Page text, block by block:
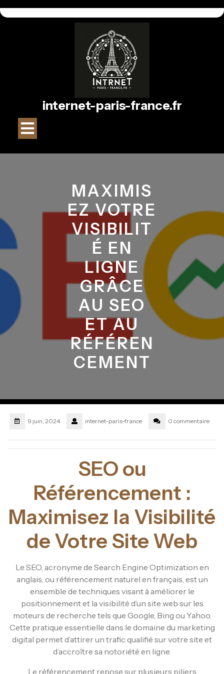
au
internet-paris-france.fr
Ouvrir
MAXIMIS
EZ VOTRE
VISIBILIT
É EN
LIGNE
GRÂCE
AU SEO
ET AU
RÉFÉREN
CEMENT
9 juin, 2024 internet-paris-france 0 commentaire
SEO ou
Référencement :
Maximisez la Visibilité
de Votre Site Web
Le SEO, acronyme de Search Engine Optimization en
anglais, ou référencement naturel en français, est un
ensemble de techniques visant à améliorer le
positionnement et la visibilité d’un site web sur les
moteurs de recherche tels que Google, Bing ou Yahoo.
Cette pratique essentielle dans le domaine du marketing
digital permet d’attirer un trafic qualifié sur votre site et
d’accroître sa notoriété en ligne.
Le référencement repose sur plusieurs piliers